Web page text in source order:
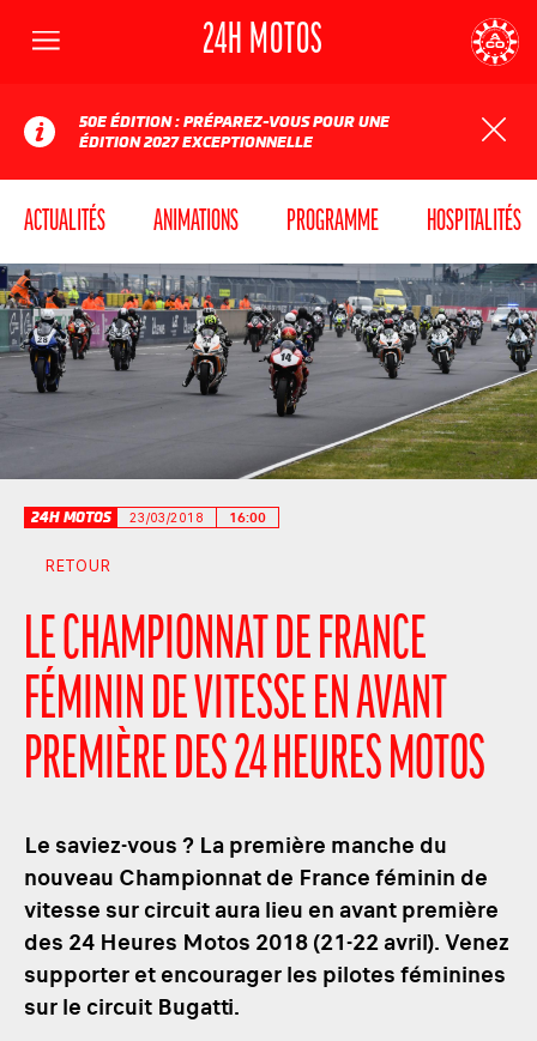
50E ÉDITION : PRÉPAREZ-VOUS POUR UNE
ÉDITION 2027 EXCEPTIONNELLE
ACTUALITÉS ANIMATIONS PROGRAMME HOSPITALITÉS
Menu 24H MOTOS
AUTOMOBILE CLUB DE L'OUEST 24
24H MOTOS 23/03/2018 16:00
RETOUR
LE CHAMPIONNAT DE FRANCE
FÉMININ DE VITESSE EN AVANT
PREMIÈRE DES 24 HEURES MOTOS
Le saviez-vous ? La première manche du
nouveau Championnat de France féminin de
vitesse sur circuit aura lieu en avant première
des 24 Heures Motos 2018 (21-22 avril). Venez
supporter et encourager les pilotes féminines
sur le circuit Bugatti.